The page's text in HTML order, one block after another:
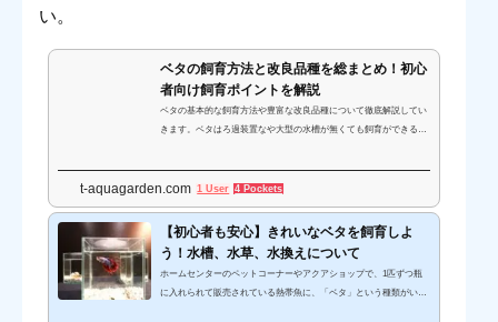
い。
ベタの飼育方法と改良品種を総まとめ！初心
者向け飼育ポイントを解説
ベタの基本的な飼育方法や豊富な改良品種について徹底解説してい
きます。ベタはろ過装置なや大型の水槽が無くても飼育ができる、
t-aquagarden.com 1 User 4 Pockets
【初心者も安心】きれいなベタを飼育しよ
う！水槽、水草、水換えについて
ホームセンターのペットコーナーやアクアショップで、1匹ずつ瓶
に入れられて販売されている熱帯魚に、「ベタ」という種類がいる